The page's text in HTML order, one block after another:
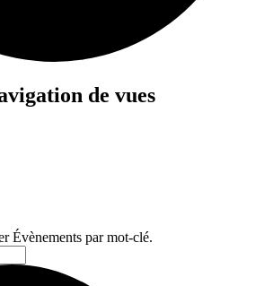
de vues
Évènements par mot-clé.